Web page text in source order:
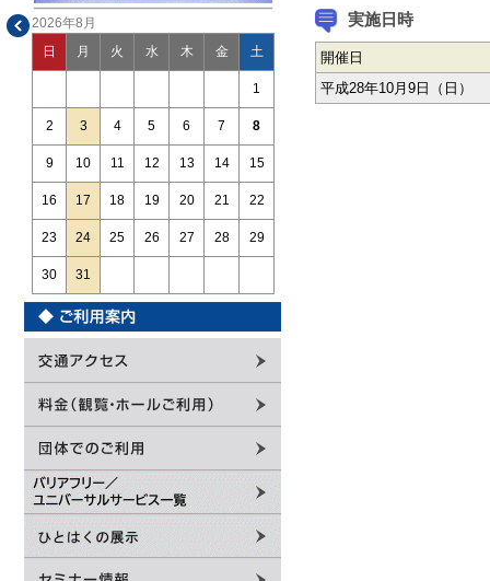
2026年8月
日 月 火 水 木 金 土
1
2 3 4 5 6 7 8
9 10 11 12 13 14 15
16 17 18 19 20 21 22
23 24 25 26 27 28 29
30 31
実施日時
開催日
平成28年10月9日（日）